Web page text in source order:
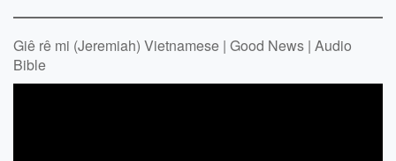
Giê rê mi (Jeremiah) Vietnamese | Good News | Audio
Bible